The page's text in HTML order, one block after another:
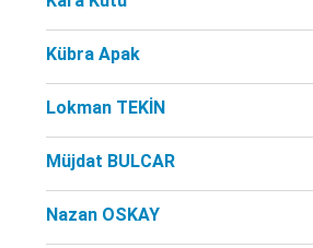
Kübra Apak
Lokman TEKİN
Müjdat BULCAR
Nazan OSKAY